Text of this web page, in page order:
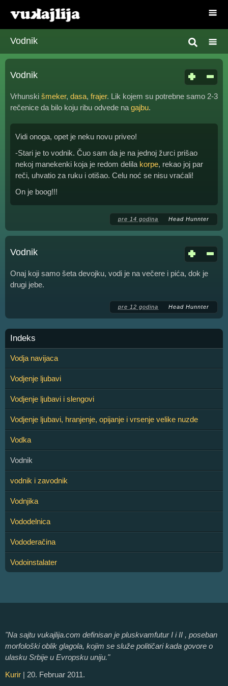
Vodnik
Vodnik
Vrhunski šmeker, dasa, frajer. Lik kojem su potrebne samo 2-3
rečenice da bilo koju ribu odvede na gajbu.
Vidi onoga, opet je neku novu priveo!
-Stari je to vodnik. Čuo sam da je na jednoj žurci prišao
nekoj manekenki koja je redom delila korpe, rekao joj par
reči, uhvatio za ruku i otišao. Celu noć se nisu vraćali!
On je boog!!!
pre 14 godina Head Hunnter
Vodnik
Onaj koji samo šeta devojku, vodi je na večere i pića, dok je
drugi jebe.
pre 12 godina Head Hunnter
Indeks
Vodja navijaca
Vodjenje ljubavi
Vodjenje ljubavi i slengovi
Vodjenje ljubavi, hranjenje, opijanje i vrsenje velike nuzde
Vodka
Vodnik
vodnik i zavodnik
Vodnjika
Vododelnica
Vododeračina
Vodoinstalater
"Na sajtu vukajlija.com definisan je pluskvamfutur I i II , poseban
morfološki oblik glagola, kojim se služe političari kada govore o
ulasku Srbije u Evropsku uniju."
Kurir | 20. Februar 2011.